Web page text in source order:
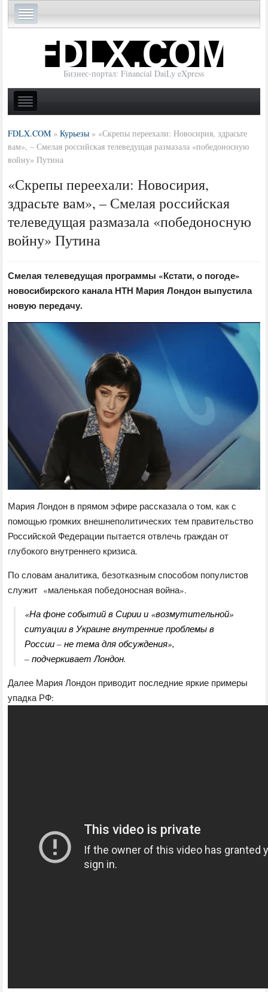
Бизнес-портал: Financial DaiLy eXpress
FDLX.COM »Курьезы » «Скрепы переехали: Новосирия, здрасьте
вам», – Смелая российская телеведущая размазала «победоносную
войну» Путина
«Скрепы переехали: Новосирия,
здрасьте вам», – Смелая российская
телеведущая размазала «победоносную
войну» Путина
Смелая телеведущая программы «Кстати, о погоде»
новосибирского канала НТН Мария Лондон выпустила
новую передачу.
Мария Лондон в прямом эфире рассказала о том, как с
помощью громких внешнеполитических тем правительство
Российской Федерации пытается отвлечь граждан от
глубокого внутреннего кризиса.
По словам аналитика, безотказным способом популистов
служит «маленькая победоносная война».
«На фоне событий в Сирии и «возмутительной»
ситуации в Украине внутренние проблемы в
России – не тема для обсуждения»,
– подчеркивает Лондон.
Далее Мария Лондон приводит последние яркие примеры
упадка РФ: